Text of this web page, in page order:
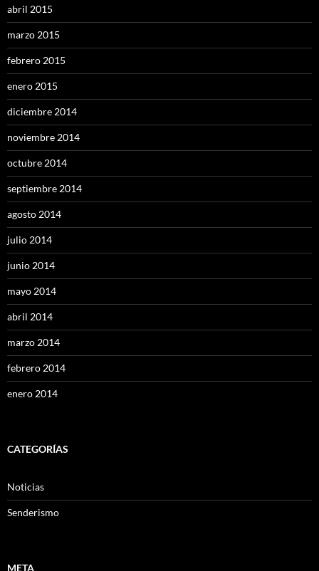
abril 2015
marzo 2015
febrero 2015
enero 2015
diciembre 2014
noviembre 2014
octubre 2014
septiembre 2014
agosto 2014
julio 2014
junio 2014
mayo 2014
abril 2014
marzo 2014
febrero 2014
enero 2014
CATEGORÍAS
Noticias
Senderismo
META